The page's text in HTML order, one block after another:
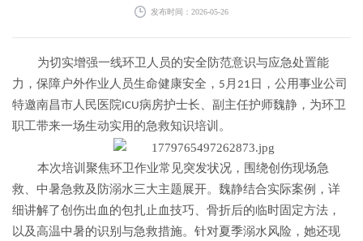
发布时间：2026-05-26
为切实增强一线环卫人员的安全防范意识与应急处置能
力，保障户外作业人员生命健康安全， 5 月 21 日，公用事业公司
特邀南昌市人民医院ICU病房护士长、副主任护师魏静，为环卫
职工带来一场生动实用的急救知识培训。
本次培训聚焦环卫作业常见突发状况，围绕创伤现场急
救、中暑急救及防溺水三大主题展开。魏静结合实际案例，详
细讲解了创伤出血的包扎止血技巧、骨折后的临时固定方法，
以及高温中暑的识别与急救措施。针对夏季溺水风险，她还现